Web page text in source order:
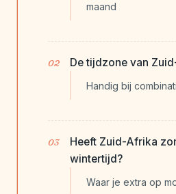
maand
De tijdzone van
Handig bij
Heeft Zuid-Afrika
wintertijd?
Waar je extra op